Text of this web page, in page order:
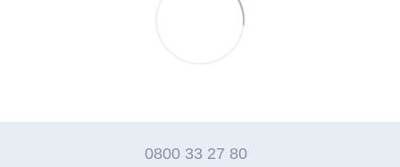
0800 33 27 80